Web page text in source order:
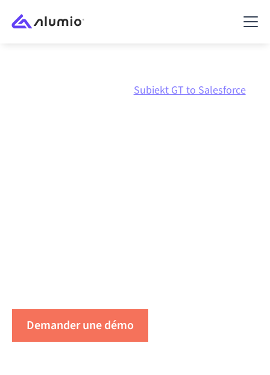
Subiekt GT to Salesforce
Demander une démo